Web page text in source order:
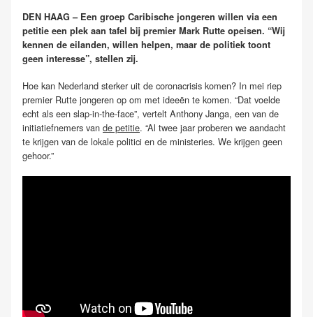
DEN HAAG – Een groep Caribische jongeren willen via een
petitie een plek aan tafel bij premier Mark Rutte opeisen. “Wij
kennen de eilanden, willen helpen, maar de politiek toont
geen interesse”, stellen zij.
Hoe kan Nederland sterker uit de coronacrisis komen? In mei riep
premier Rutte jongeren op om met ideeën te komen. “Dat voelde
echt als een slap-in-the-face”, vertelt Anthony Janga, een van de
initiatiefnemers van de petitie. “Al twee jaar proberen we aandacht
te krijgen van de lokale politici en de ministeries. We krijgen geen
gehoor.”